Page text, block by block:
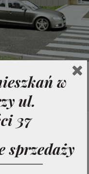
w
ul.
37
sprzedaży